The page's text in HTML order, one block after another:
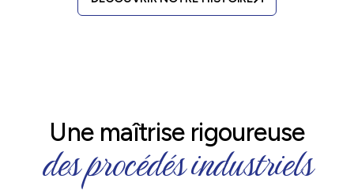
Une maîtrise rigoureuse
des procédés industriels